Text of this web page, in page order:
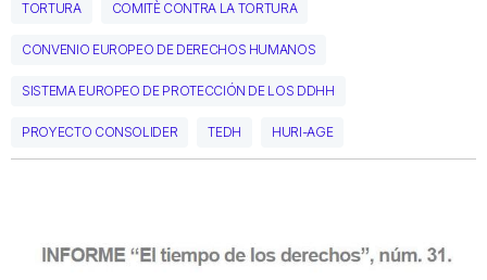
TORTURA COMITÈ CONTRA LA TORTURA
CONVENIO EUROPEO DE DERECHOS HUMANOS
SISTEMA EUROPEO DE PROTECCIÓN DE LOS DDHH
PROYECTO CONSOLIDER TEDH HURI-AGE